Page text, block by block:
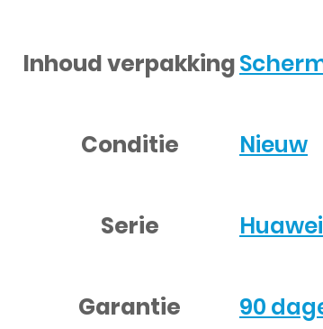
Inhoud verpakking
Conditie Nieuw
Serie
Garantie 90